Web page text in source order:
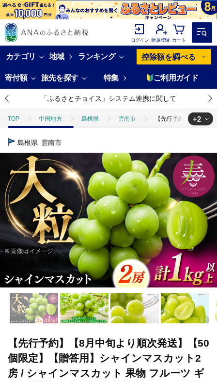
ログイン 新規登録 カート
カテゴリ 地域 ランキング 控除額を調べる
寄付額 旅先を探す 特集 ご利用ガイド
「ふるさとチョイス」システム連携に関して
TOP 中国地方 島根県 雲南市 【先行予約】【8月中
TOP
フルーツ ぶどう・マスカット 【先行予約】【8月中
+2
島根県 雲南市
【先行予約】【8月中旬より順次発送】【50
個限定】【贈答用】シャインマスカット2
房 / シャインマスカット 果物 フルーツ ギ